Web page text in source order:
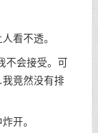
看不透。
不会接受。可
竟然没有排
开。